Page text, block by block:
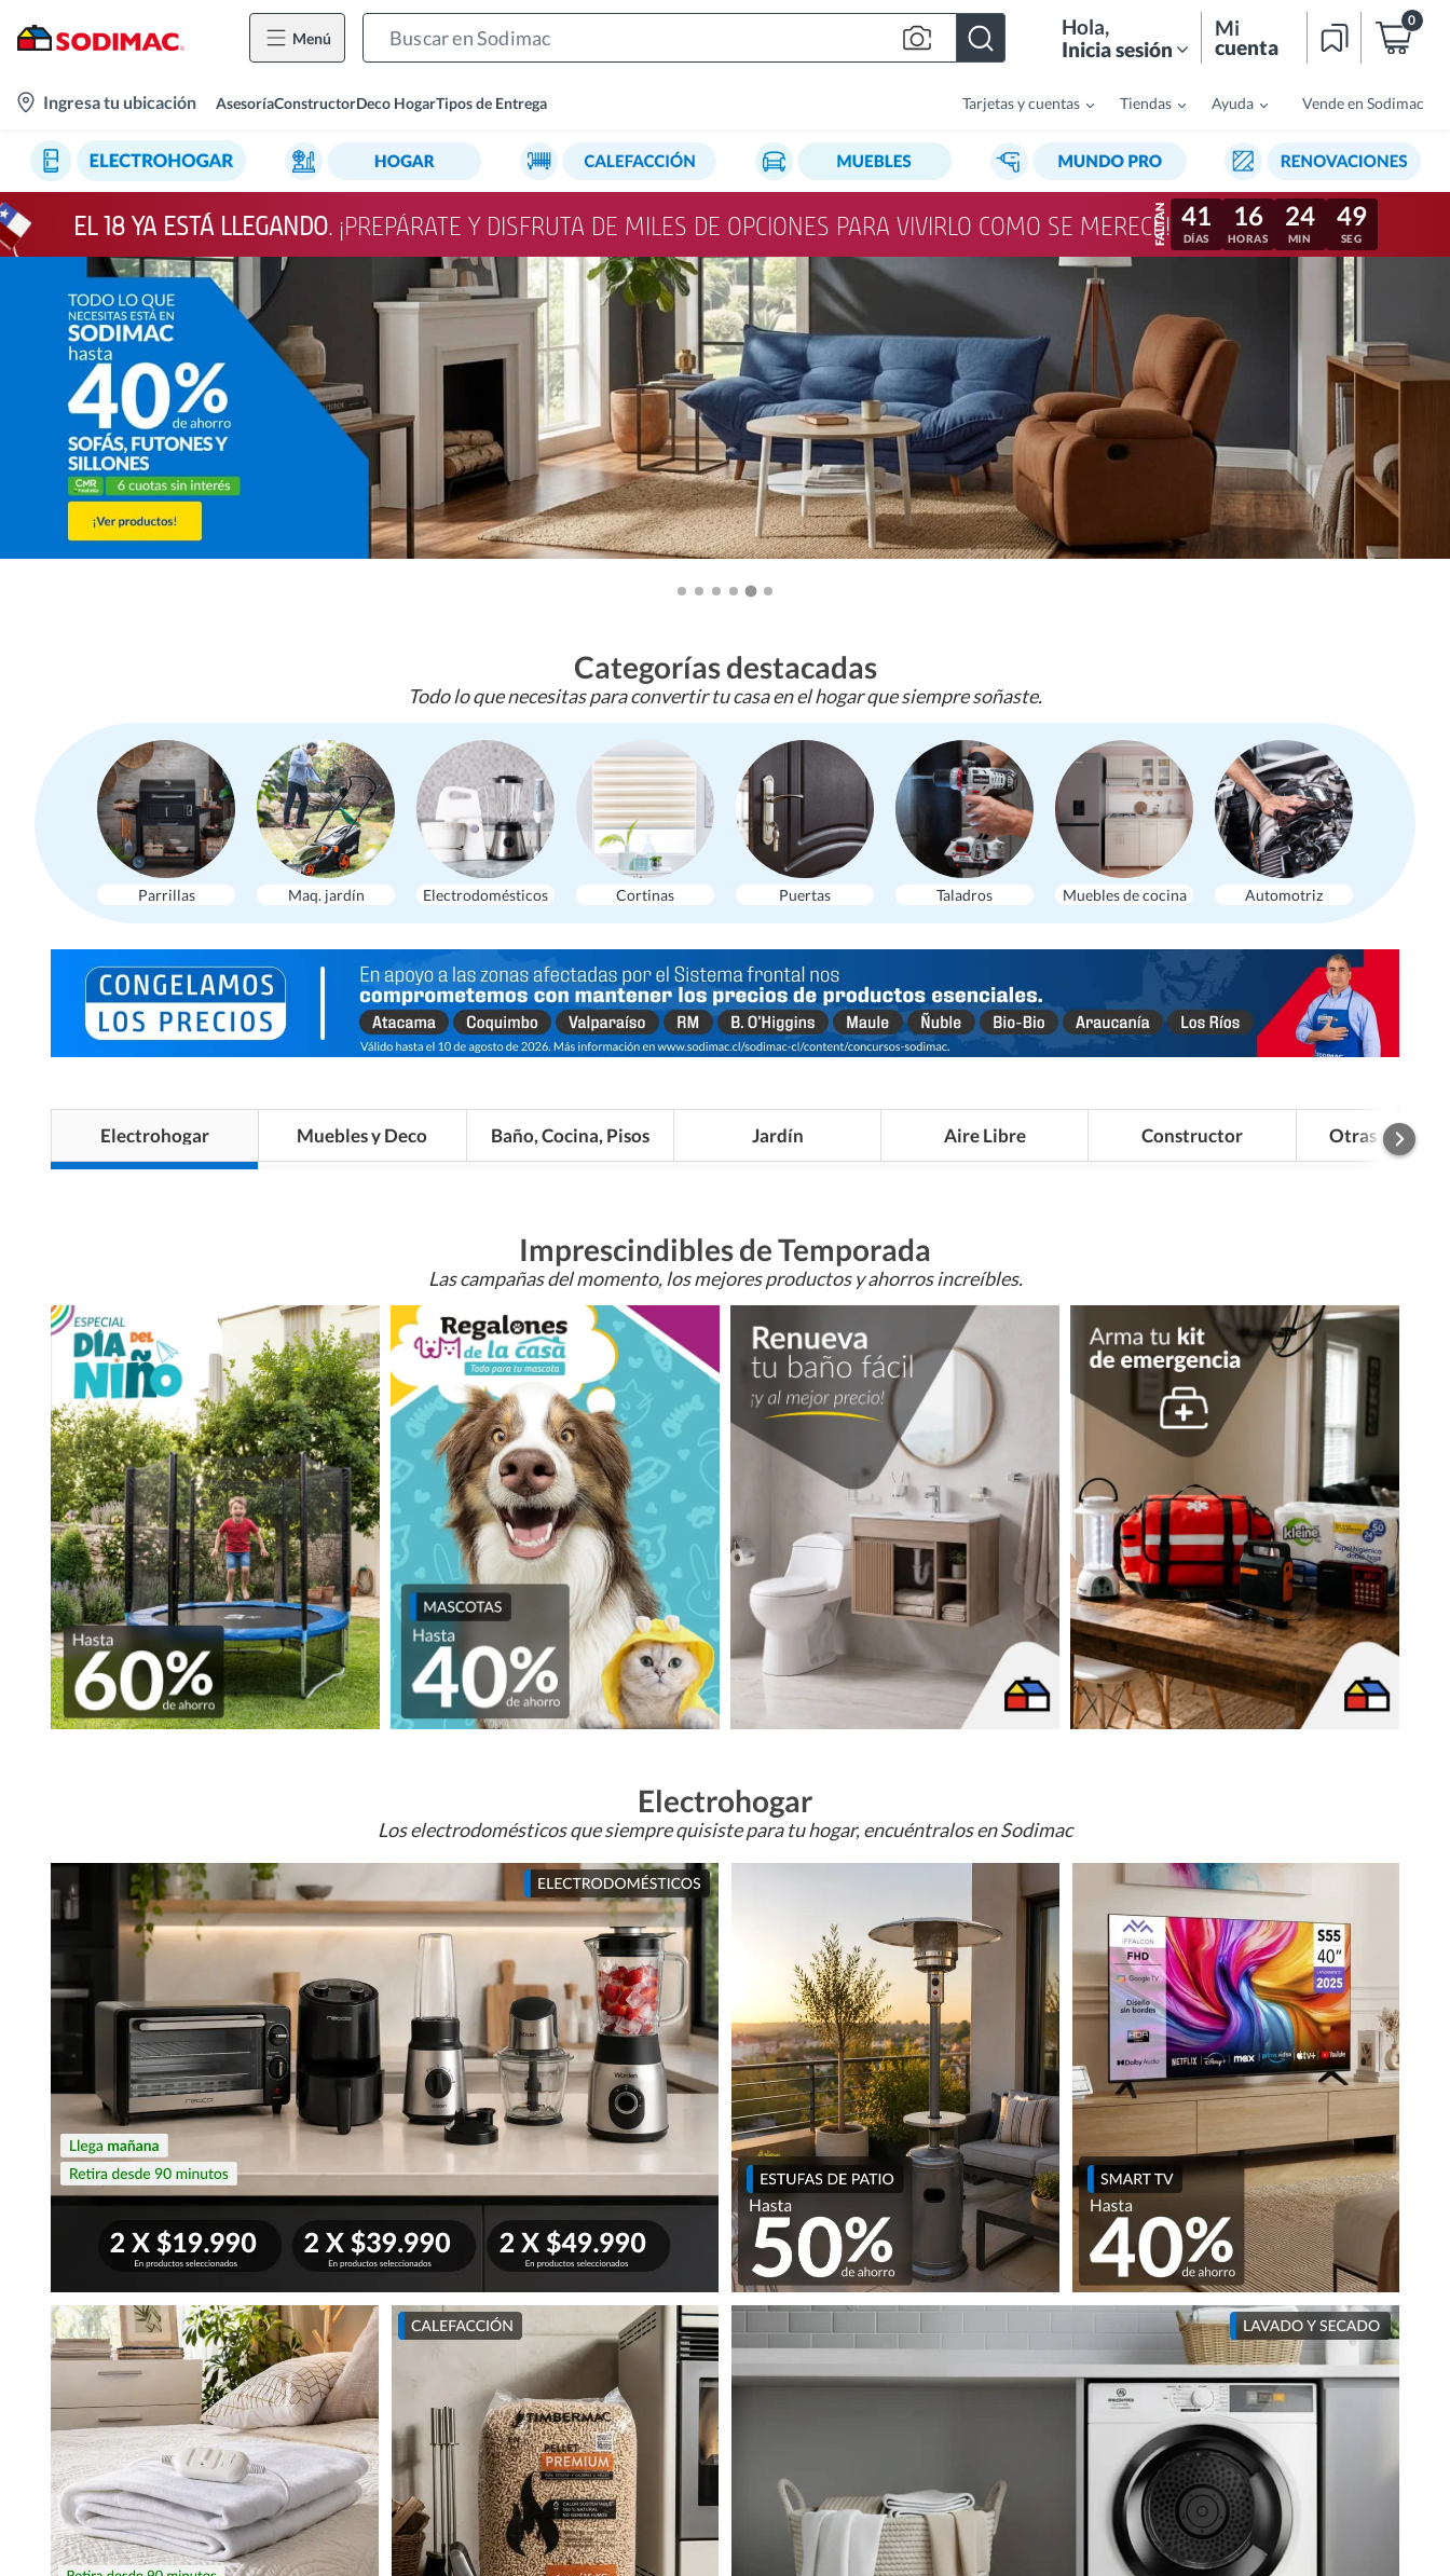
Menú Hola,
Inicia sesión
Mi
cuenta
0
location-
Ingresa tu ubicación AsesoríaConstructorDeco HogarTipos de Entrega Tarjetas y cuentas Tiendas Ayuda Vende en Sodimac
EL 18 YA ESTÁ LLEGANDO. ¡PREPÁRATE Y DISFRUTA DE MILES DE OPCIONES PARA VIVIRLO COMO SE MERECE! 41
DÍAS
16
HORAS
24
MIN
46
SEG
Categorías destacadas
Todo lo que necesitas para convertir tu casa en el hogar que siempre soñaste.
Parrillas Maq. jardín Electrodomésticos Cortinas Puertas Taladros Muebles de cocina Automotriz
Electrohogar Muebles y Deco Baño, Cocina, Pisos Jardín Aire Libre Constructor Otras
Imprescindibles de Temporada
Las campañas del momento, los mejores productos y ahorros increíbles.
Electrohogar
Los electrodomésticos que siempre quisiste para tu hogar, encuéntralos en Sodimac